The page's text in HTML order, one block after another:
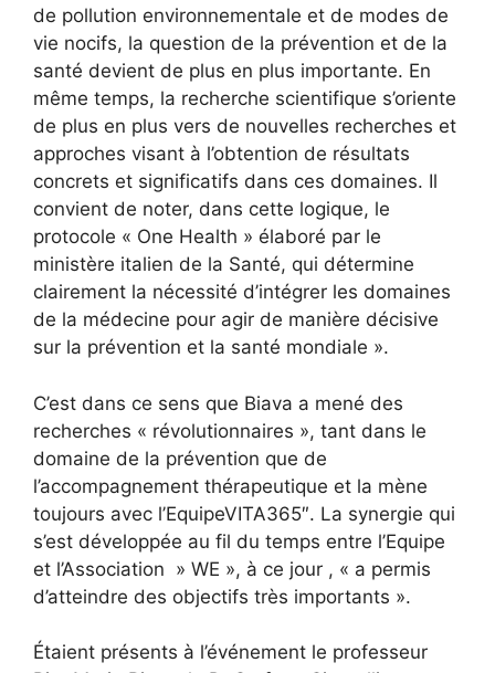
de pollution environnementale et de modes de
vie nocifs, la question de la prévention et de la
santé devient de plus en plus importante. En
même temps, la recherche scientifique s’oriente
de plus en plus vers de nouvelles recherches et
approches visant à l’obtention de résultats
concrets et significatifs dans ces domaines. Il
convient de noter, dans cette logique, le
protocole « One Health » élaboré par le
ministère italien de la Santé, qui détermine
clairement la nécessité d’intégrer les domaines
de la médecine pour agir de manière décisive
sur la prévention et la santé mondiale ».
C’est dans ce sens que Biava a mené des
recherches « révolutionnaires », tant dans le
domaine de la prévention que de
l’accompagnement thérapeutique et la mène
toujours avec l’EquipeVITA365″. La synergie qui
s’est développée au fil du temps entre l’Equipe
et l’Association » WE », à ce jour , « a permis
d’atteindre des objectifs très importants ».
Étaient présents à l’événement le professeur